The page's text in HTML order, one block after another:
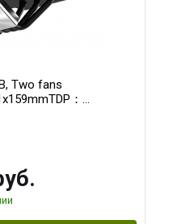
Two fans
：
：